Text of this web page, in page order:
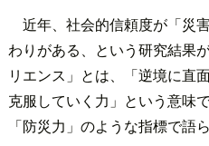
近年、社会的信頼度が「災
わりがある、という研究結果
リエンス」とは、「逆境に直
克服していく力」という意味
「防災力」のような指標で語